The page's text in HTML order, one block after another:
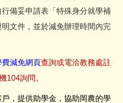
備妥申請表「特殊身分就學補
文件，並於減免辦理時間內完
費減免網頁查詢或電洽教務處註
104詢問 。
，提供助學金，協助岡農的學